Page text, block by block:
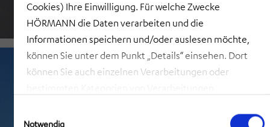
Cookies) Ihre Einwilligung. Für welche Zwecke
HÖRMANN die Daten verarbeiten und die
Informationen speichern und/oder auslesen möchte,
können Sie unter dem Punkt „Details“ einsehen. Dort
können Sie auch einzelnen Verarbeitungen oder
Sie ein, dass HÖRMANN alle der erläuterten
Notwendig